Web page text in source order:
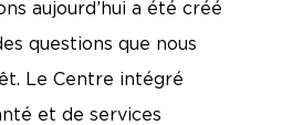
aujourd’hui a été créé
questions que nous
Le Centre intégré
et de services